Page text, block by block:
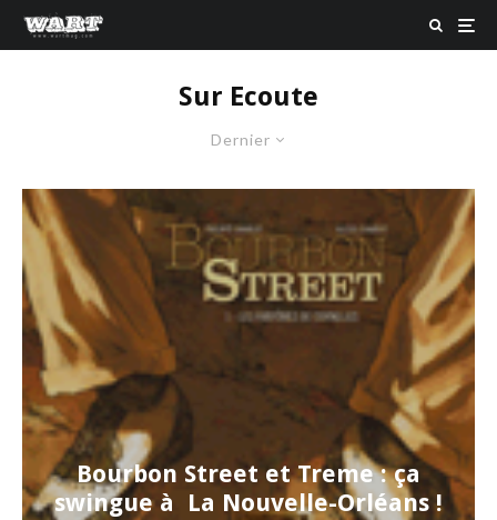
Sur Ecoute
Dernier
Bourbon Street et Treme : ça
swingue à La Nouvelle-Orléans !